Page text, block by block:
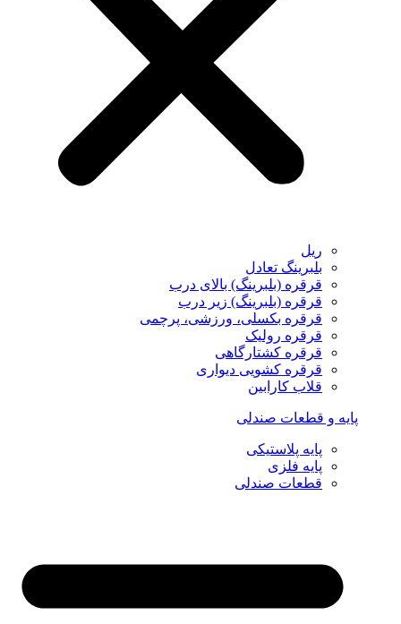
ریل
بلبرینگ تعادل
قرقره (بلبرینگ) بالای درب
قرقره (بلبرینگ) زیر درب
قرقره بکسلی، ورزشی، پرچمی
قرقره رولیک
قرقره کشتارگاهی
قرقره کشویی دیواری
قلاب کارابین
پایه و قطعات صندلی
پایه پلاستیکی
پایه فلزی
قطعات صندلی